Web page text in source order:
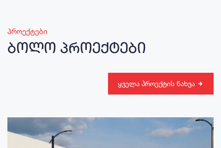
პროექტები
ბოლო პროექტები
ყველა პროექტის ნახვა